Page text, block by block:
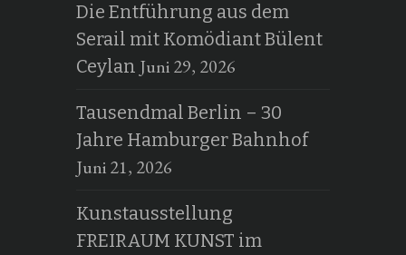
Die Entführung aus dem
Serail mit Komödiant Bülent
Ceylan Juni 29, 2026
Tausendmal Berlin – 30
Jahre Hamburger Bahnhof
Juni 21, 2026
Kunstausstellung
FREIRAUM KUNST im